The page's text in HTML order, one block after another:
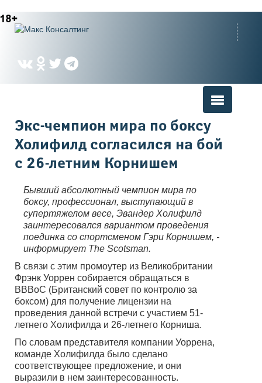
Вы здесь
Экс-чемпион мира по боксу
Холифилд согласился на бой
с 26-летним Корнишем
Бывший абсолютный чемпион мира по
боксу, профессионал, выступающий в
супертяжелом весе, Эвандер Холифилд
заинтересовался вариантом проведения
поединка со спортсменом Гэри Корнишем, -
информирует The Scotsman.
В связи с этим промоутер из Великобритании
Фрэнк Уоррен собирается обращаться в
BBBoC (Британский совет по контролю за
боксом) для получение лицензии на
проведения данной встречи с участием 51-
летнего Холифилда и 26-летнего Корниша.
По словам представителя компании Уоррена,
команде Холифилда было сделано
соответствующее предложение, и они
выразили в нем заинтересованность.